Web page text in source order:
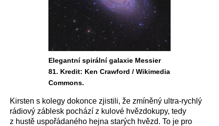
Elegantní spirální galaxie Messier
81. Kredit: Ken Crawford / Wikimedia
Commons.
Kirsten s kolegy dokonce zjistili, že zmíněný ultra-rychlý
rádiový záblesk pochází z kulové hvězdokupy, tedy
z hustě uspořádaného hejna starých hvězd. To je pro